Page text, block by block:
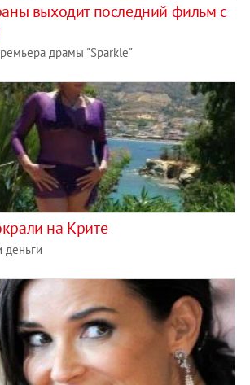
выходит последний фильм с
драмы "Sparkle"
на Крите
деньги